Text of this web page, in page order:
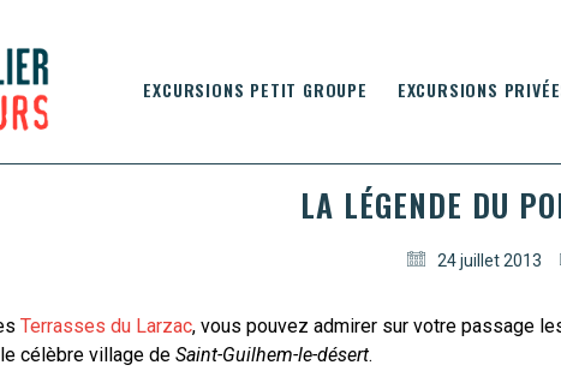
EXCURSIONS PETIT GROUPE EXCURSIONS
LA LÉGENDE DU
24 juillet 2013
Terrasses du Larzac, vous pouvez admirer sur votre passage
célèbre village de Saint-Guilhem-le-désert.